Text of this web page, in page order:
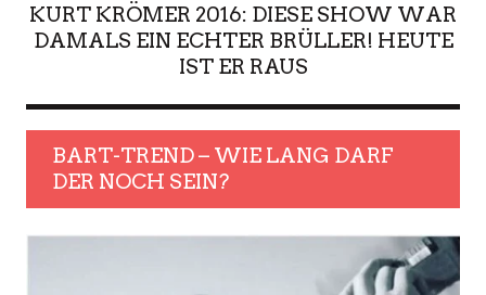
KURT KRÖMER 2016: DIESE SHOW WAR
DAMALS EIN ECHTER BRÜLLER! HEUTE
IST ER RAUS
BART-TREND – WIE LANG DARF
DER NOCH SEIN?